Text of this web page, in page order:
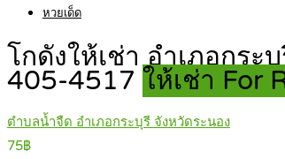
หวยเด็ด
โกดังให้เช่า อำเภอกร
405-4517 ให้เช่า For
ตำบลน้ำจืด อำเภอกระบุรี จังหวัดระนอง
75฿